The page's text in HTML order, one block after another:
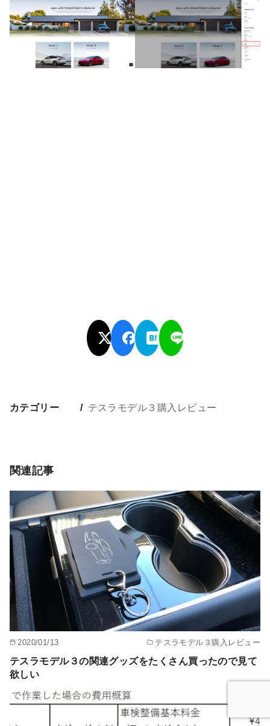
カテゴリー テスラモデル３購入レビュー
関連記事
2020/01/13 テスラモデル３購入レビュー
テスラモデル３の関連グッズをたくさん買ったので見て
欲しい